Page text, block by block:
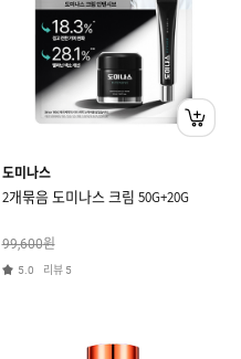
도미나스
2개묶음 도미나스 크림 50G+20G
99,600원
5.0 리뷰 5